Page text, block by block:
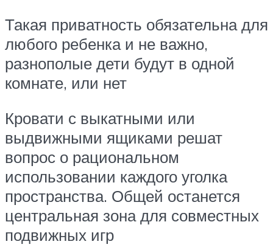
Такая приватность обязательна для
любого ребенка и не важно,
разнополые дети будут в одной
комнате, или нет
Кровати с выкатными или
выдвижными ящиками решат
вопрос о рациональном
использовании каждого уголка
пространства. Общей останется
центральная зона для совместных
подвижных игр